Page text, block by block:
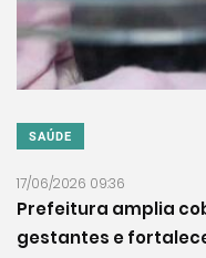
SAÚDE
17/06/2026 09:36
Prefeitura amplia
gestantes e